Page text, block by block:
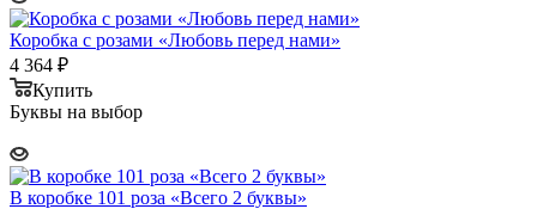
Коробка с розами «Любовь перед нами»
4 364 ₽
Купить
Буквы на выбор
В коробке 101 роза «Всего 2 буквы»